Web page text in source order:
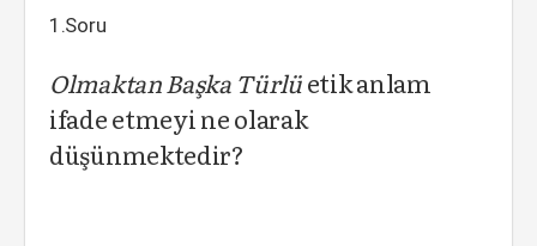
1.Soru
Olmaktan Başka Türlüetik anlam
ifade etmeyi ne olarak
düşünmektedir?